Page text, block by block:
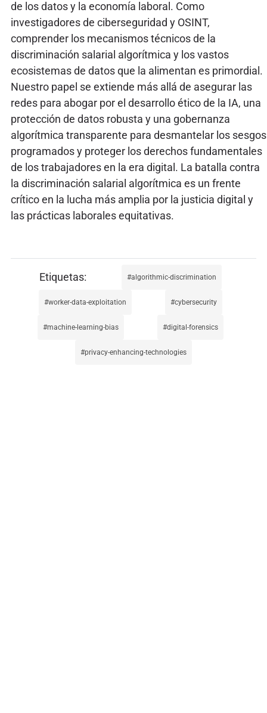
de los datos y la economía laboral. Como
investigadores de ciberseguridad y OSINT,
comprender los mecanismos técnicos de la
discriminación salarial algorítmica y los vastos
ecosistemas de datos que la alimentan es primordial.
Nuestro papel se extiende más allá de asegurar las
redes para abogar por el desarrollo ético de la IA, una
protección de datos robusta y una gobernanza
algorítmica transparente para desmantelar los sesgos
programados y proteger los derechos fundamentales
de los trabajadores en la era digital. La batalla contra
la discriminación salarial algorítmica es un frente
crítico en la lucha más amplia por la justicia digital y
las prácticas laborales equitativas.
algorithmic-discrimination
worker-data-exploitation cybersecurity
machine-learning-bias digital-forensics
privacy-enhancing-technologies